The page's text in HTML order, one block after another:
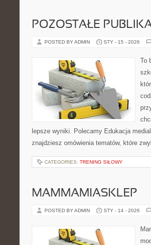
POZOSTAŁE
POSTED BY ADMIN STY - 15 - 2026
To
lepsze wyniki. Polecamy Edukacja
znajdziesz omówienia tematów, które
CATEGORIES: TRENING SIŁOWY
MAMMAMIASKLEP
POSTED BY ADMIN STY - 14 - 2026